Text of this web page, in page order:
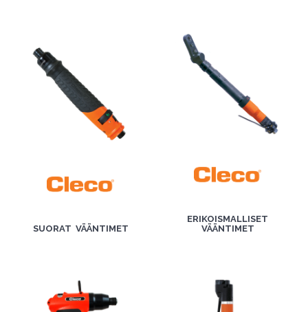
SUORAT VÄÄNTIMET
ERIKOISMALLISET
VÄÄNTIMET